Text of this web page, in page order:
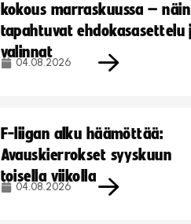
kokous marraskuussa – näin
tapahtuvat ehdokasasettelu
valinnat
04.08.2026
F-liigan alku häämöttää:
Avauskierrokset syyskuun
toisella viikolla
04.08.2026